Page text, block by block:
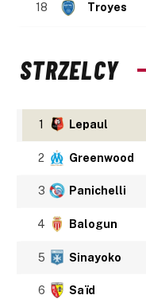
18 Troyes
STRZELCY
1 Lepaul
2 Greenwood
3 Panichelli
4 Balogun
5 Sinayoko
6 Saïd